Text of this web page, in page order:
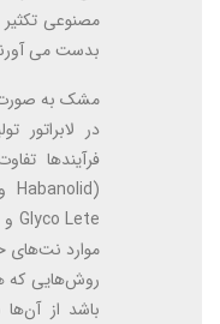
مصنوعی تکثیر
بدست می
مشک به صورت
در
فرآیندها
موارد نت‌های
روش‌هایی که
باشد از